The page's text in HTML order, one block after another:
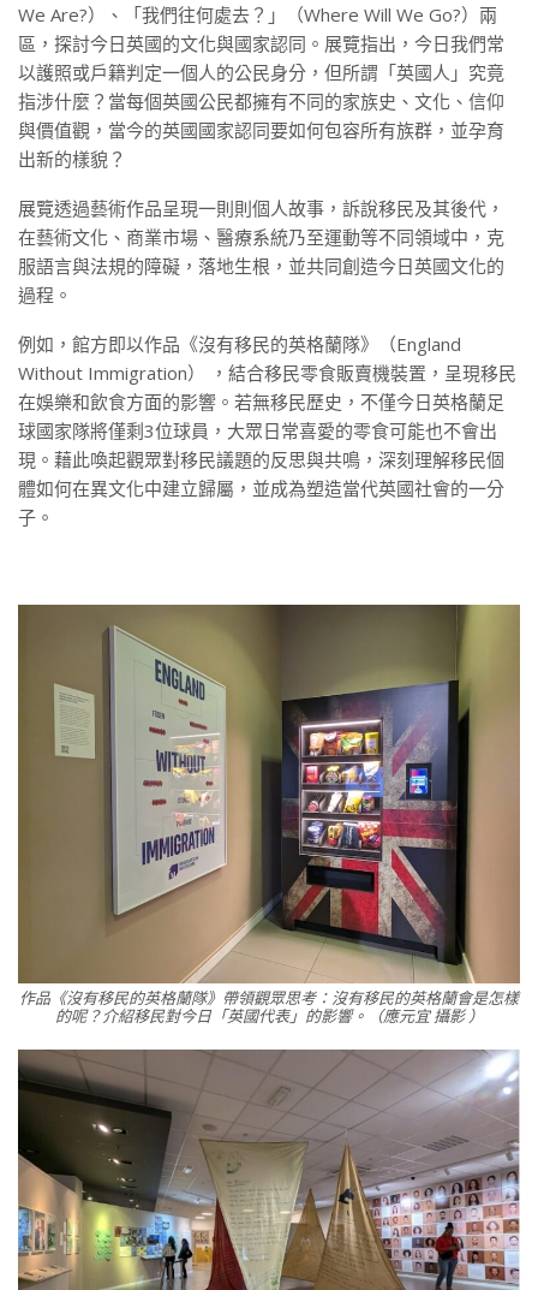
We Are?）、「我們往何處去？」（Where Will We Go?）兩
區，探討今日英國的文化與國家認同。展覽指出，今日我們常
以護照或戶籍判定一個人的公民身分，但所謂「英國人」究竟
指涉什麼？當每個英國公民都擁有不同的家族史、文化、信仰
與價值觀，當今的英國國家認同要如何包容所有族群，並孕育
出新的樣貌？
展覽透過藝術作品呈現一則則個人故事，訴說移民及其後代，
在藝術文化、商業市場、醫療系統乃至運動等不同領域中，克
服語言與法規的障礙，落地生根，並共同創造今日英國文化的
過程。
例如，館方即以作品《沒有移民的英格蘭隊》（England
Without Immigration） ，結合移民零食販賣機裝置，呈現移民
在娛樂和飲食方面的影響。若無移民歷史，不僅今日英格蘭足
球國家隊將僅剩3位球員，大眾日常喜愛的零食可能也不會出
現。藉此喚起觀眾對移民議題的反思與共鳴，深刻理解移民個
體如何在異文化中建立歸屬，並成為塑造當代英國社會的一分
子。
作品《沒有移民的英格蘭隊》帶領觀眾思考：沒有移民的英格蘭會是怎樣
的呢？介紹移民對今日「英國代表」的影響。（應元宜 攝影 ）